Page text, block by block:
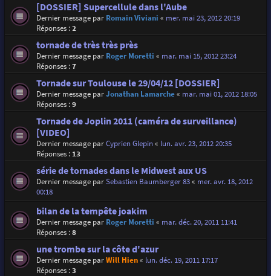
[DOSSIER] Supercellule dans l'Aube
Dernier message par Romain Viviani « mer. mai 23, 2012 20:19
Réponses :2
tornade de très très près
Dernier message par Roger Moretti « mar. mai 15, 2012 23:24
Réponses :7
Tornade sur Toulouse le 29/04/12 [DOSSIER]
Dernier message parJonathan Lamarche« mar. mai 01, 2012 18:05
Réponses :9
Tornade de Joplin 2011 (caméra de surveillance)
[VIDEO]
Dernier message parCyprien Glepin« lun. avr. 23, 2012 20:35
Réponses : 13
série de tornades dans le Midwest aux US
Dernier message parSebastien Baumberger 83« mer. avr. 18, 2012
00:18
bilan de la tempête joakim
Dernier message par Roger Moretti « mar. déc. 20, 2011 11:41
Réponses :8
une trombe sur la côte d'azur
Dernier message parWill Hien« lun. déc. 19, 2011 17:17
Réponses :3